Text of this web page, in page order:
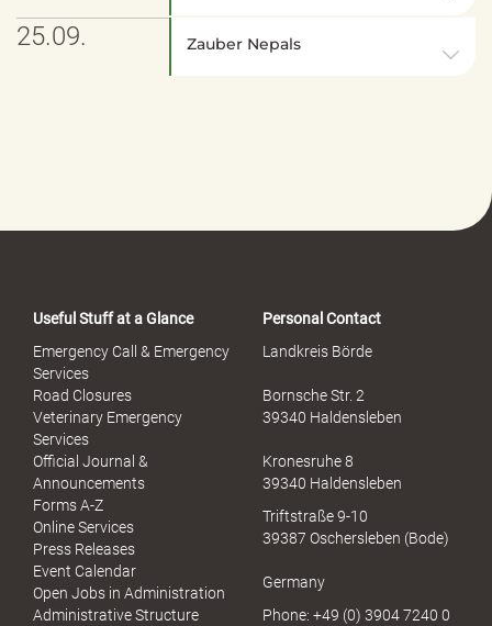
25.09. Zauber Nepals
Useful Stuff at a Glance
Emergency Call & Emergency
Services
Road Closures
Veterinary Emergency
Services
Official Journal &
Announcements
Forms A-Z
Online Services
Press Releases
Event Calendar
Open Jobs in Administration
Administrative Structure
Personal Contact
Landkreis Börde
Bornsche Str. 2
39340 Haldensleben
Kronesruhe 8
39340 Haldensleben
Triftstraße 9-10
39387 Oschersleben (Bode)
Germany
Phone: +49 (0) 3904 7240 0